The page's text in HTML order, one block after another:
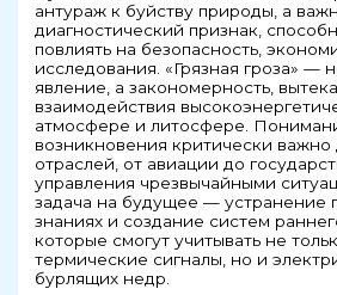
антураж к буйству природы, а
диагностический признак,
повлиять на безопасность,
исследования. «Грязная гроза» —
явление, а закономерность,
взаимодействия
атмосфере и литосфере.
возникновения критически важно
отраслей, от авиации до
управления чрезвычайными
задача на будущее — устранение
знаниях и создание систем
которые смогут учитывать не
термические сигналы, но и
бурлящих недр.